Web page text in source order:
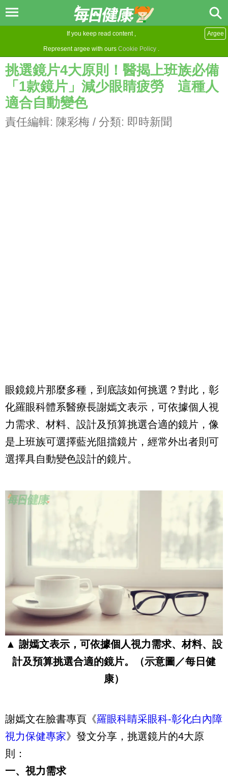
If you keep read content ,
Represent argee with ours Cookie Policy .
Argee
挑選鏡片4大原則！醫揭上班族必備
「1款鏡片」減少眼睛疲勞 這種人
適合自動變色
責任編輯: 陳彩梅 / 分類: 即時新聞
眼鏡鏡片那麼多種，到底該如何挑選？對此，彰
化羅眼科體系醫療長謝嫣文表示，可依據個人視
力需求、材料、設計及預算挑選合適的鏡片，像
是上班族可選擇藍光阻擋鏡片，經常外出者則可
選擇具自動變色設計的鏡片。
▲ 謝嫣文表示，可依據個人視力需求、材料、設
計及預算挑選合適的鏡片。（示意圖／每日健
康）
謝嫣文在臉書專頁《羅眼科睛采眼科-彰化白內障
視力保健專家》發文分享，挑選鏡片的4大原
則：
一、視力需求